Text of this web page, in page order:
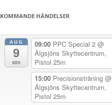
KOMMANDE HÄNDELSER
AUG
9
sön
09:00 PPC Special 2 @
Älgsjöns Skyttecentrum,
Pistol 25m
15:00 Precisionsträning @
Älgsjöns Skyttecentrum,
Pistol 25m